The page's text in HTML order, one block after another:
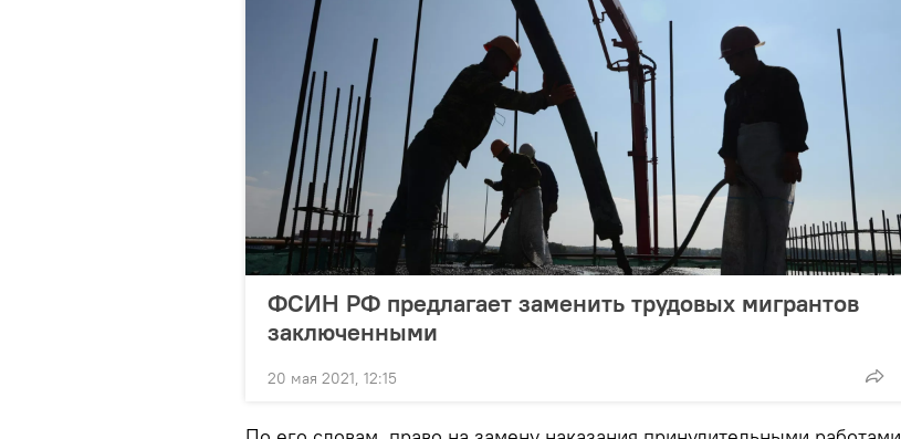
ФСИН РФ предлагает заменить трудовых мигрантов
заключенными
20 мая 2021, 12:15